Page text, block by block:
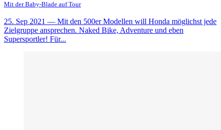
Mit der Baby-Blade auf Tour
25. Sep 2021 — Mit den 500er Modellen will Honda möglichst jede
Zielgruppe ansprechen. Naked Bike, Adventure und eben
Supersportler! Für...